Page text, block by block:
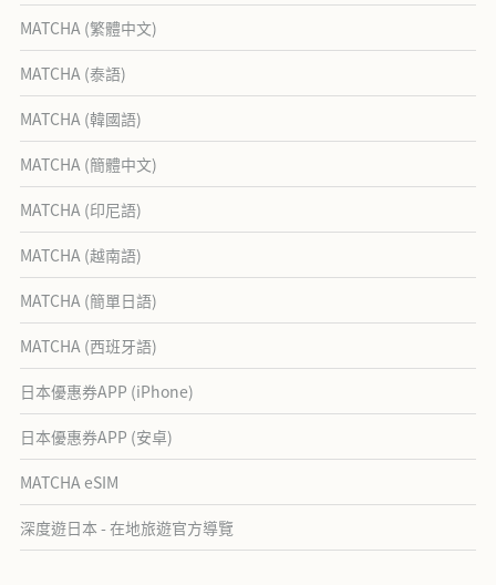
MATCHA (繁體中文)
MATCHA (泰語)
MATCHA (韓國語)
MATCHA (簡體中文)
MATCHA (印尼語)
MATCHA (越南語)
MATCHA (簡單日語)
MATCHA (西班牙語)
日本優惠券APP (iPhone)
日本優惠券APP (安卓)
MATCHA eSIM
深度遊日本 - 在地旅遊官方導覽